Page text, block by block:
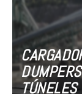
TÚNELES